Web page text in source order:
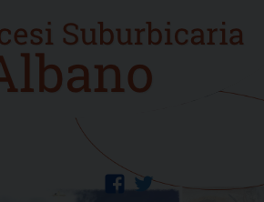
twitter
facebook